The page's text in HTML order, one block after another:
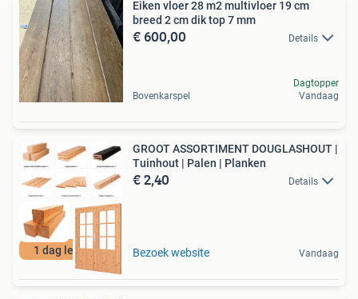
Eiken vloer 28 m2 multivloer 19 cm
breed 2 cm dik top 7 mm
€ 600,00 Details
Bovenkarspel
Dagtopper
Vandaag
1 dag levertijd!
GROOT ASSORTIMENT DOUGLASHOUT |
Tuinhout | Palen | Planken
€ 2,40 Details
Bezoek website Vandaag